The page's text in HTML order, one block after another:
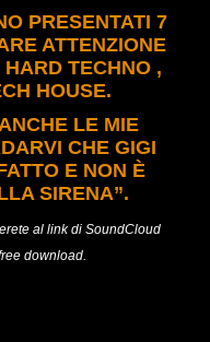
PRESENTATI 7
ATTENZIONE
TECHNO ,
HOUSE.
LE MIE
CHE GIGI
E NON È
SIRENA”.
al link di SoundCloud
download.